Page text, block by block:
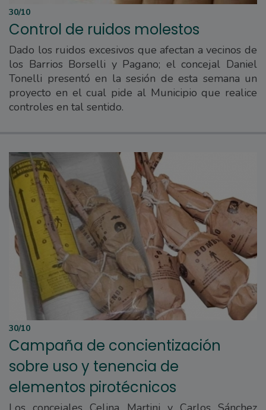
30/10
Control de ruidos molestos
Dado los ruidos excesivos que afectan a vecinos de
los Barrios Borselli y Pagano; el concejal Daniel
Tonelli presentó en la sesión de esta semana un
proyecto en el cual pide al Municipio que realice
controles en tal sentido.
30/10
Campaña de concientización
sobre uso y tenencia de
elementos pirotécnicos